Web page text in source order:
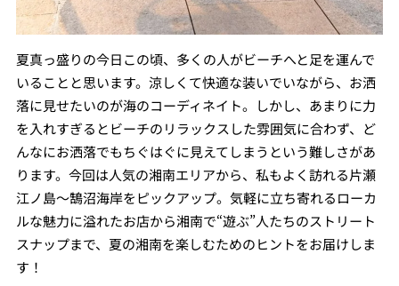
夏真っ盛りの今日この頃、多くの人がビーチへと足を運んで
いることと思います。涼しくて快適な装いでいながら、お洒
落に見せたいのが海のコーディネイト。しかし、あまりに力
を入れすぎるとビーチのリラックスした雰囲気に合わず、ど
んなにお洒落でもちぐはぐに見えてしまうという難しさがあ
ります。今回は人気の湘南エリアから、私もよく訪れる片瀬
江ノ島～鵠沼海岸をピックアップ。気軽に立ち寄れるローカ
ルな魅力に溢れたお店から湘南で“遊ぶ”人たちのストリート
スナップまで、夏の湘南を楽しむためのヒントをお届けしま
す！